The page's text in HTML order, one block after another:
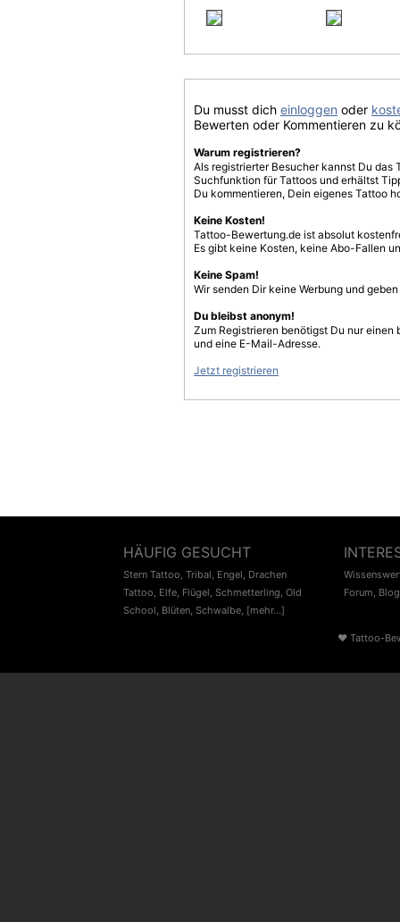
Du musst dich einloggen oder
Bewerten oder Kommentieren zu
Warum registrieren?
Als registrierter Besucher kannst Du
Suchfunktion für Tattoos und erhältst
Du kommentieren, Dein eigenes Tattoo
Keine Kosten!
Tattoo-Bewertung.de ist absolut
Es gibt keine Kosten, keine Abo-Fallen
Keine Spam!
Wir senden Dir keine Werbung und
Du bleibst anonym!
Zum Registrieren benötigst Du nur einen
und eine E-Mail-Adresse.
Jetzt registrieren
HÄUFIG GESUCHT
Stern Tattoo, Tribal, Engel, Drachen
Tattoo, Elfe, Flügel, Schmetterling, Old
School, Blüten, Schwalbe, [mehr...]
Forum, Blog
♥ Tattoo-